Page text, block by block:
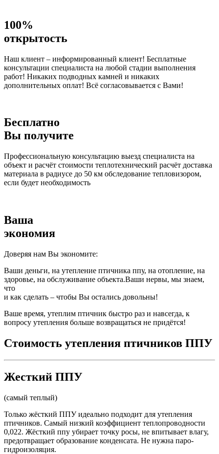
100%
открытость
Наш клиент – информированный клиент! Бесплатные
консультации специалиста на любой стадии выполнения
работ! Никаких подводных камней и никаких
дополнительных оплат! Всё согласовывается с Вами!
Бесплатно
Вы получите
Профессиональную консультацию выезд специалиста на
объект и расчёт стоимости теплотехнический расчёт доставка
материала в радиусе до 50 км обследование тепловизором,
если будет необходимость
Ваша
экономия
Доверяя нам Вы экономите:
Ваши деньги, на утепление птичника ппу, на отопление, на
здоровье, на обслуживание объекта.Ваши нервы, мы знаем,
что
и как сделать – чтобы Вы остались довольны!
Ваше время, утеплим птичник быстро раз и навсегда, к
вопросу утепления больше возвращаться не придётся!
Стоимость утепления птичников ППУ
Жесткий ППУ
(самый теплый)
Только жёсткий ППУ идеально подходит для утепления
птичников. Самый низкий коэффициент теплопроводности
0,022. Жёсткий ппу убирает точку росы, не впитывает влагу,
предотвращает образование конденсата. Не нужна паро-
гидроизоляция.